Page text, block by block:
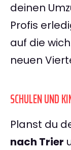
deinen
Profis
auf die
neuen
SCHULEN UND
Planst du
nach Trier